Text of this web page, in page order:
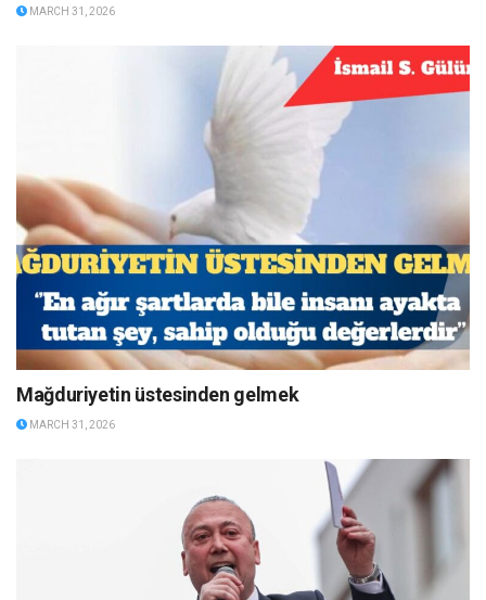
MARCH 31, 2026
Mağduriyetin üstesinden gelmek
MARCH 31, 2026